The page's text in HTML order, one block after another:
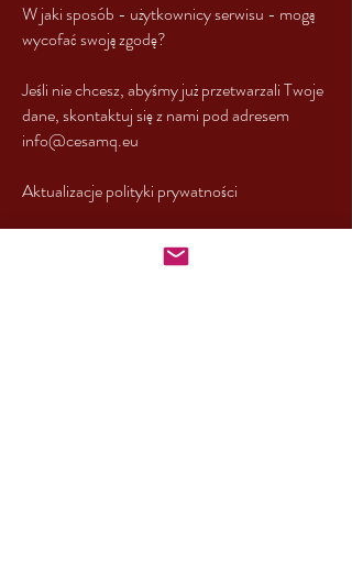
W jaki sposób - użytkownicy serwisu - mogą
wycofać swoją zgodę?
Jeśli nie chcesz, abyśmy już przetwarzali Twoje
dane, skontaktuj się z nami pod adresem
info@cesamq.eu
Aktualizacje polityki prywatności
Zastrzegamy sobie prawo do zmiany niniejszej
polityki prywatności w dowolnym momencie,